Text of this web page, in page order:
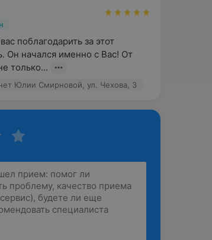
поблагодарить за этот
Он начался именно с Вас! От
только...
Юлии Смирновой, ул. Чехова, 3